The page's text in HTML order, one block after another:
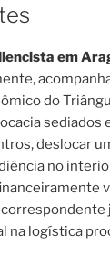
em
do
sediados
deslocar
no
na logística